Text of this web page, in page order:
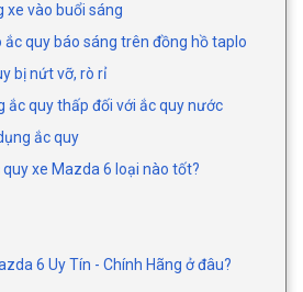
xe vào buổi sáng
ắc quy báo sáng trên đồng hồ taplo
bị nứt vỡ, rò rỉ
ắc quy thấp đối với ắc quy nước
ắc quy
xe Mazda 6 loại nào tốt?
6 Uy Tín - Chính Hãng ở đâu?